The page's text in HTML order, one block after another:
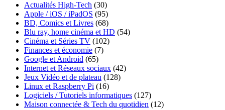
Actualités High-Tech (30)
Apple / iOS / iPadOS (95)
BD, Comics et Livres (68)
Blu ray, home cinéma et HD (54)
Cinéma et Séries TV (102)
Finances et économie (7)
Google et Android (65)
Internet et Réseaux sociaux (42)
Jeux Vidéo et de plateau (128)
Linux et Raspberry Pi (16)
Logiciels / Tutoriels informatiques (127)
Maison connectée & Tech du quotidien (12)